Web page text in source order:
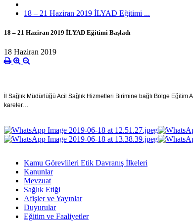
18 – 21 Haziran 2019 İLYAD Eğitimi ...
18 – 21 Haziran 2019 İLYAD Eğitimi Başladı
18 Haziran 2019
İl Sağlık Müdürlüğü Acil Sağlık Hizmetleri Birimine bağlı Bölge
kareler…
Kamu Görevlileri Etik Davranış İlkeleri
Kanunlar
Mevzuat
Sağlık Etiği
Afişler ve Yayınlar
Duyurular
Eğitim ve Faaliyetler